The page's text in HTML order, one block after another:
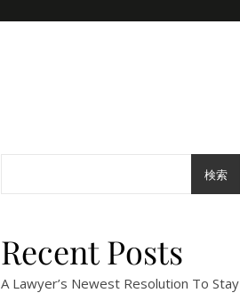
検索
Recent Posts
A Lawyer’s Newest Resolution To Stay